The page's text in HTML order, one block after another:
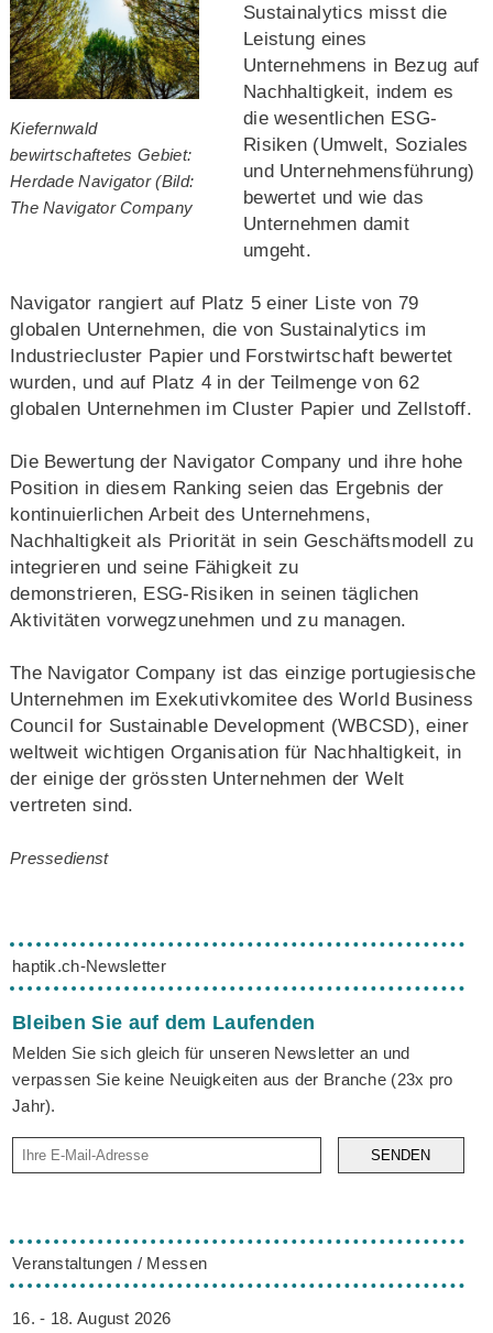
Kiefernwald
bewirtschaftetes Gebiet:
Herdade Navigator (Bild:
The Navigator Company
Sustainalytics misst die
Leistung eines
Unternehmens in Bezug auf
Nachhaltigkeit, indem es
die wesentlichen ESG-
Risiken (Umwelt, Soziales
und Unternehmensführung)
bewertet und wie das
Unternehmen damit
umgeht.
Navigator rangiert auf Platz 5 einer Liste von 79
globalen Unternehmen, die von Sustainalytics im
Industriecluster Papier und Forstwirtschaft bewertet
wurden, und auf Platz 4 in der Teilmenge von 62
globalen Unternehmen im Cluster Papier und Zellstoff.
Die Bewertung der Navigator Company und ihre hohe
Position in diesem Ranking seien das Ergebnis der
kontinuierlichen Arbeit des Unternehmens,
Nachhaltigkeit als Priorität in sein Geschäftsmodell zu
integrieren und seine Fähigkeit zu
demonstrieren, ESG-Risiken in seinen täglichen
Aktivitäten vorwegzunehmen und zu managen.
The Navigator Company ist das einzige portugiesische
Unternehmen im Exekutivkomitee des World Business
Council for Sustainable Development (WBCSD), einer
weltweit wichtigen Organisation für Nachhaltigkeit, in
der einige der grössten Unternehmen der Welt
vertreten sind.
Pressedienst
haptik.ch-Newsletter
Bleiben Sie auf dem Laufenden
Melden Sie sich gleich für unseren Newsletter an und
verpassen Sie keine Neuigkeiten aus der Branche (23x pro
Jahr).
SENDEN
Veranstaltungen / Messen
16. - 18. August 2026